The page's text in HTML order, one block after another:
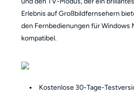
Erlebnis auf Großbildfernsehern
den Fernbedienungen für Windows
kompatibel.
Kostenlose 30-Tage-